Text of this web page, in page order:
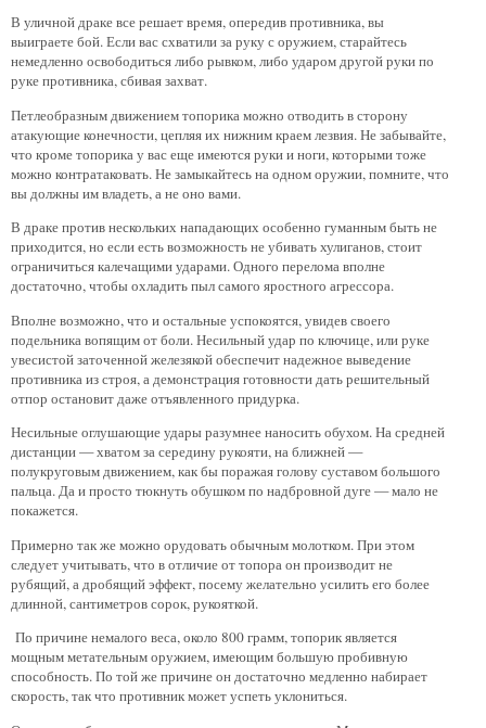
В уличной драке все решает время, опередив противника, вы
выиграете бой. Если вас схватили за руку с оружием, старайтесь
немедленно освободиться либо рывком, либо ударом другой руки по
руке противника, сбивая захват.
Петлеобразным движением топорика можно отводить в сторону
атакующие конечности, цепляя их нижним краем лезвия. Не забывайте,
что кроме топорика у вас еще имеются руки и ноги, которыми тоже
можно контратаковать. Не замыкайтесь на одном оружии, помните, что
вы должны им владеть, а не оно вами.
В драке против нескольких нападающих особенно гуманным быть не
приходится, но если есть возможность не убивать хулиганов, стоит
ограничиться калечащими ударами. Одного перелома вполне
достаточно, чтобы охладить пыл самого яростного агрессора.
Вполне возможно, что и остальные успокоятся, увидев своего
подельника вопящим от боли. Несильный удар по ключице, или руке
увесистой заточенной железякой обеспечит надежное выведение
противника из строя, а демонстрация готовности дать решительный
отпор остановит даже отъявленного придурка.
Несильные оглушающие удары разумнее наносить обухом. На средней
дистанции — хватом за середину рукояти, на ближней —
полукруговым движением, как бы поражая голову суставом большого
пальца. Да и просто тюкнуть обушком по надбровной дуге — мало не
покажется.
Примерно так же можно орудовать обычным молотком. При этом
следует учитывать, что в отличие от топора он производит не
рубящий, а дробящий эффект, посему желательно усилить его более
длинной, сантиметров сорок, рукояткой.
По причине немалого веса, около 800 грамм, топорик является
мощным метательным оружием, имеющим большую пробивную
способность. По той же причине он достаточно медленно набирает
скорость, так что противник может успеть уклониться.